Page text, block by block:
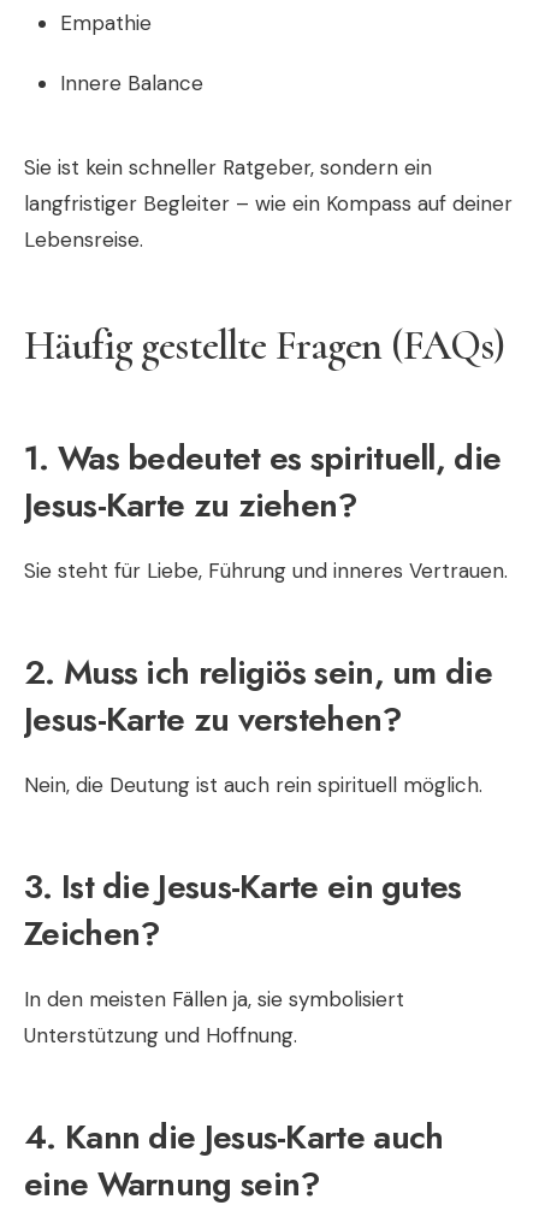
Empathie
Innere Balance
Sie ist kein schneller Ratgeber, sondern ein
langfristiger Begleiter – wie ein Kompass auf deiner
Lebensreise.
Häufig gestellte Fragen (FAQs)
1. Was bedeutet es spirituell, die
Jesus-Karte zu ziehen?
Sie steht für Liebe, Führung und inneres Vertrauen.
2. Muss ich religiös sein, um die
Jesus-Karte zu verstehen?
Nein, die Deutung ist auch rein spirituell möglich.
3. Ist die Jesus-Karte ein gutes
Zeichen?
In den meisten Fällen ja, sie symbolisiert
Unterstützung und Hoffnung.
4. Kann die Jesus-Karte auch
eine Warnung sein?